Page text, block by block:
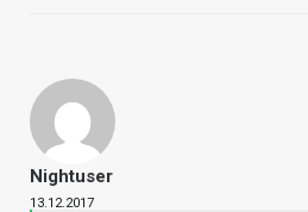
Nightuser
13.12.2017